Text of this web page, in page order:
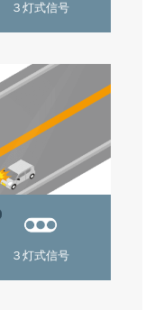
３灯式信号
３灯式信号